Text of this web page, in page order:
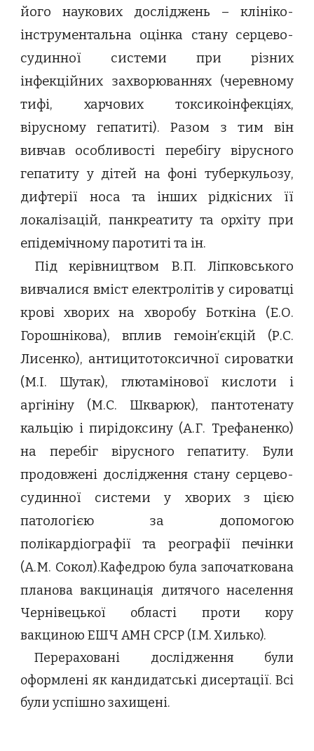
його наукових досліджень – клініко-
інструментальна оцінка стану серцево-
судинної системи при різних
інфекційних захворюваннях (черевному
тифі, харчових токсикоінфекціях,
вірусному гепатиті). Разом з тим він
вивчав особливості перебігу вірусного
гепатиту у дітей на фоні туберкульозу,
дифтерії носа та інших рідкісних її
локалізацій, панкреатиту та орхіту при
епідемічному паротиті та ін.
Під керівництвом В.П. Ліпковського
вивчалися вміст електролітів у сироватці
крові хворих на хворобу Боткіна (Е.О.
Горошнікова), вплив гемоін’єкцій (Р.С.
Лисенко), антицитотоксичної сироватки
(М.І. Шутак), глютамінової кислоти і
аргініну (М.С. Шкварюк), пантотенату
кальцію і пирідоксину (А.Г. Трефаненко)
на перебіг вірусного гепатиту. Були
продовжені дослідження стану серцево-
судинної системи у хворих з цією
патологією за допомогою
полікардіографії та реографії печінки
(А.М. Сокол).Кафедрою була започаткована
планова вакцинація дитячого населення
Чернівецької області проти кору
вакциною ЕШЧ АМН СРСР (І.М. Хилько).
Перераховані дослідження були
оформлені як кандидатські дисертації. Всі
були успішно захищені.